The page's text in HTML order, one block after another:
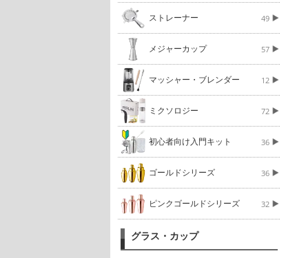
ストレーナー 49
メジャーカップ 57
マッシャー・ブレンダー 12
ミクソロジー 72
初心者向け入門キット 36
ゴールドシリーズ 36
ピンクゴールドシリーズ 32
グラス・カップ